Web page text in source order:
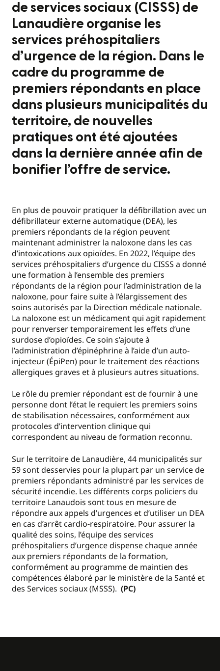
de services sociaux (CISSS) de
Lanaudière organise les
services préhospitaliers
d’urgence de la région. Dans le
cadre du programme de
premiers répondants en place
dans plusieurs municipalités du
territoire, de nouvelles
pratiques ont été ajoutées
dans la dernière année afin de
bonifier l’offre de service.
En plus de pouvoir pratiquer la défibrillation avec un
défibrillateur externe automatique (DEA), les
premiers répondants de la région peuvent
maintenant administrer la naloxone dans les cas
d’intoxications aux opioïdes. En 2022, l’équipe des
services préhospitaliers d’urgence du CISSS a donné
une formation à l’ensemble des premiers
répondants de la région pour l’administration de la
naloxone, pour faire suite à l’élargissement des
soins autorisés par la Direction médicale nationale.
La naloxone est un médicament qui agit rapidement
pour renverser temporairement les effets d’une
surdose d’opioïdes. Ce soin s’ajoute à
l’administration d’épinéphrine à l’aide d’un auto-
injecteur (ÉpiPen) pour le traitement des réactions
allergiques graves et à plusieurs autres situations.
Le rôle du premier répondant est de fournir à une
personne dont l’état le requiert les premiers soins
de stabilisation nécessaires, conformément aux
protocoles d’intervention clinique qui
correspondent au niveau de formation reconnu.
Sur le territoire de Lanaudière, 44 municipalités sur
59 sont desservies pour la plupart par un service de
premiers répondants administré par les services de
sécurité incendie. Les différents corps policiers du
territoire Lanaudois sont tous en mesure de
répondre aux appels d’urgences et d’utiliser un DEA
en cas d’arrêt cardio-respiratoire. Pour assurer la
qualité des soins, l’équipe des services
préhospitaliers d’urgence dispense chaque année
aux premiers répondants de la formation,
conformément au programme de maintien des
compétences élaboré par le ministère de la Santé et
des Services sociaux (MSSS). (PC)